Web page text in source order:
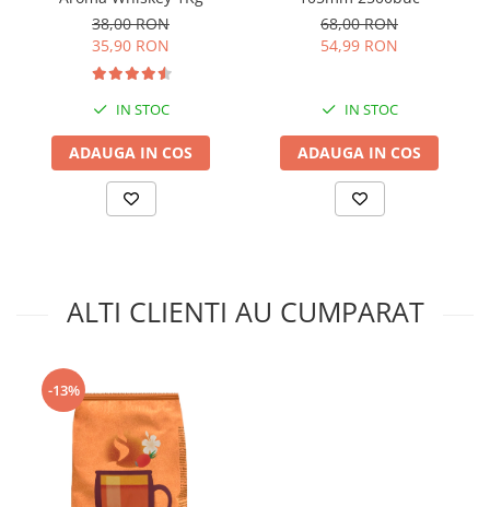
aproximativ 66 de ceaiuri gustoase și aromate.
Mod de ambalare:
Ceaiul pudră Satro Instant Tea Wild Berry este
ambalat în pungi de 1 kg iar un bax conține 10
pungi.
Pudra se dizolvă instant, nu formează depuneri în
38,00 RON
35,90 RON
IN STOC
ADAUGA IN COS
68,00 RON
54,99 RON
IN STOC
ADAUGA IN COS
ALTI CLIENTI AU CUMPARAT
-13%